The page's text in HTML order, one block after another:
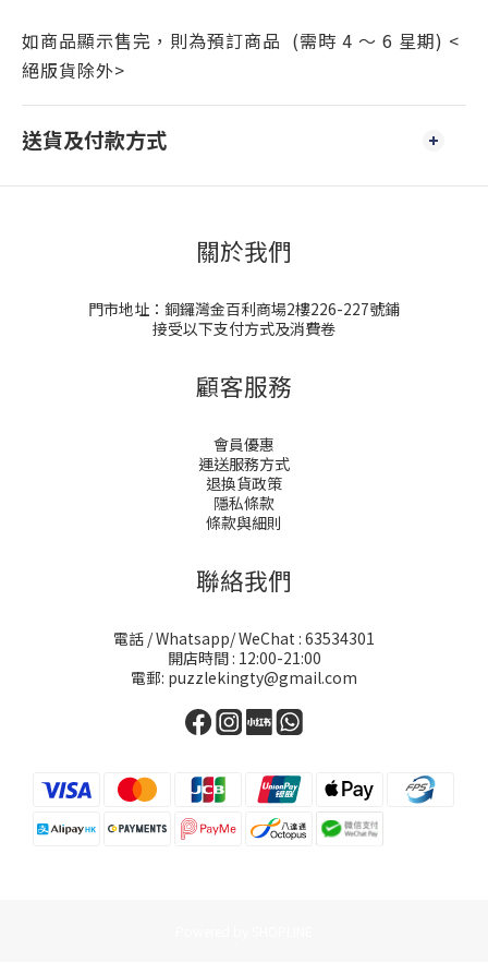
如商品顯示售完，則為預訂商品 (需時 4 ～ 6 星期) <
絕版貨除外>
送貨及付款方式
關於我們
門市地址：銅鑼灣金百利商場2樓226-227號鋪
接受以下支付方式及消費卷
顧客服務
會員優惠
運送服務方式
退換貨政策
隱私條款
條款與細則
聯絡我們
電話 / Whatsapp/ WeChat : 63534301
開店時間 : 12:00-21:00
電郵: puzzlekingty@gmail.com